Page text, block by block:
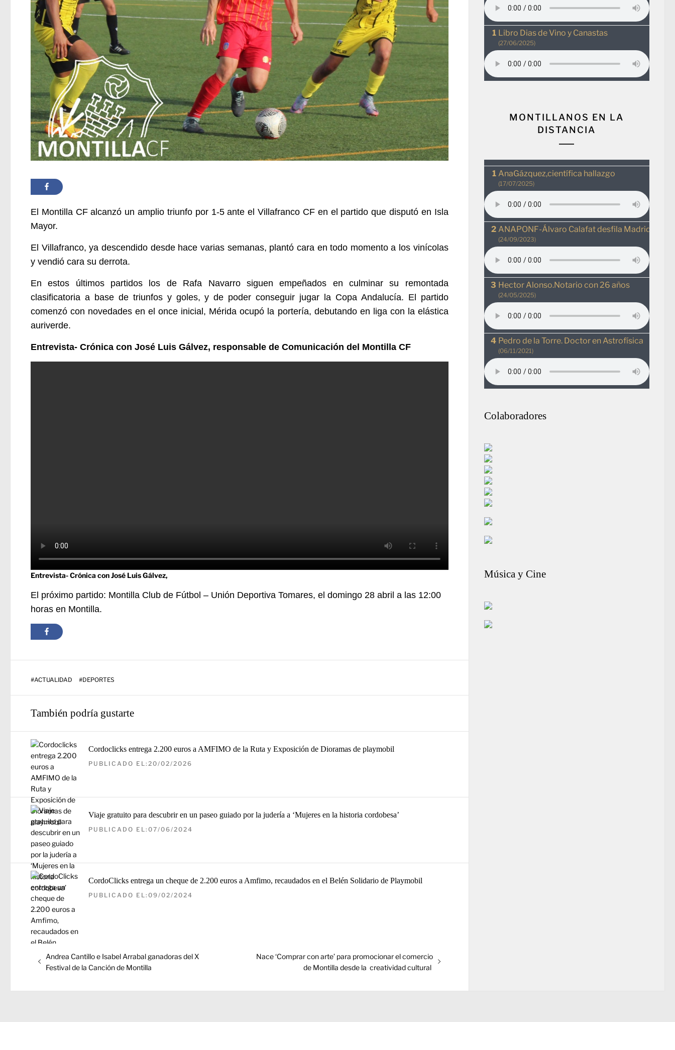
El Montilla CF alcanzó un amplio triunfo por 1-5 ante el Villafranco CF en el partido que disputó en Isla
Mayor.
El Villafranco, ya descendido desde hace varias semanas, plantó cara en todo momento a los vinícolas
y vendió cara su derrota.
En estos últimos partidos los de Rafa Navarro siguen empeñados en culminar su remontada
clasificatoria a base de triunfos y goles, y de poder conseguir jugar la Copa Andalucía. El partido
comenzócon novedades en el once inicial, Mérida ocupó la portería, debutando en liga con la elástica
auriverde.
Entrevista- Crónica con José Luis Gálvez, responsable de Comunicación del Montilla CF
Entrevista- Crónica con José Luis Gálvez,
El próximo partido: Montilla Club de Fútbol – Unión Deportiva Tomares, el domingo 28 abril a las 12:00
horas en Montilla.
#ACTUALIDAD #DEPORTES
También podría gustarte
Cordoclicks entrega 2.200 euros a AMFIMO de la Ruta y Exposición de Dioramas de playmobil
PUBLICADO EL:20/02/2026
Viaje gratuito para descubrir en un paseo guiado por la judería a ‘Mujeres en la historia cordobesa’
PUBLICADO EL:07/06/2024
CordoClicks entrega un cheque de 2.200 euros a Amfimo, recaudados en el Belén Solidario de Playmobil
PUBLICADO EL:09/02/2024
de
Entrada
anterior:
Andrea Cantillo e Isabel Arrabal ganadoras del X
Festival de la Canción de Montilla
Entrada
Nace ‘Comprar con arte’ para promocionar el comercio
de Montilla desde la creatividad cultural
Libro Dias de Vino y Canastas
(27/06/2025)
MONTILLANOS EN LA
DISTANCIA
AnaGázquez,científica hallazgo
(17/07/2025)
ANAPONF-Álvaro Calafat desfila MadridRio
(24/09/2023)
Hector Alonso.Notario con 26 años
(24/05/2025)
Pedro de la Torre. Doctor en Astrofísica
(06/11/2021)
Colaboradores
Música y Cine